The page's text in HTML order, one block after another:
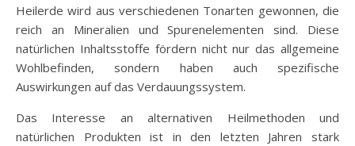
Heilerde wird aus verschiedenen Tonarten gewonnen, die
reich an Mineralien und Spurenelementen sind. Diese
natürlichen Inhaltsstoffe fördern nicht nur das allgemeine
Wohlbefinden, sondern haben auch spezifische
Auswirkungen auf das Verdauungssystem.
Das Interesse an alternativen Heilmethoden und
natürlichen Produkten ist in den letzten Jahren stark